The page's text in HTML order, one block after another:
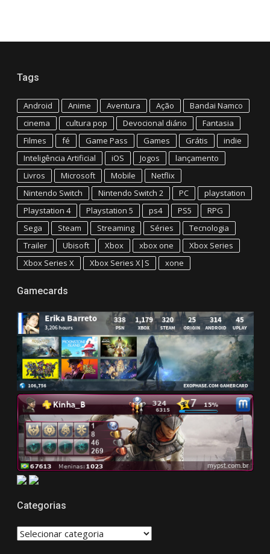
Tags
Android Anime Aventura Ação
Bandai Namco
cinema
cultura pop Devocional diário
Fantasia
Filmes
fé Game Pass Games Grátis
indie
Inteligência Artificial
iOS Jogos
lançamento
Livros
Microsoft Mobile
Netflix
Nintendo Switch
Nintendo Switch 2 PC
playstation
Playstation 4
Playstation 5 ps4 PS5
RPG
Sega
Steam Streaming Séries
Tecnologia
Trailer
Ubisoft Xbox xbox one
Xbox Series
Xbox Series X
Xbox Series X|S xone
Gamecards
Categorias
CATEGORIAS